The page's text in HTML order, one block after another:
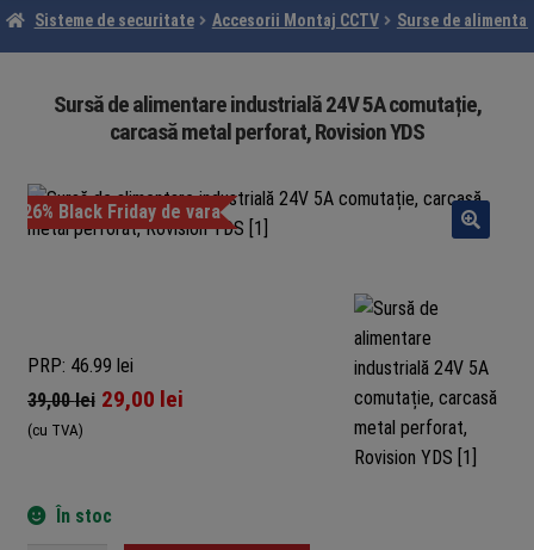
Sisteme de securitate Accesorii Montaj CCTV Surse de
Sursă de alimentare industrială 24V 5A comutație,
carcasă metal perforat, Rovision YDS
-26% Black Friday de vara
PRP: 46.99 lei
39,00lei 29,00 lei
(cu TVA)
În stoc